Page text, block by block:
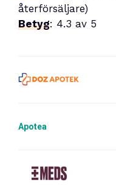
återförsäljare)
Betyg: 4.3 av 5
Apotea